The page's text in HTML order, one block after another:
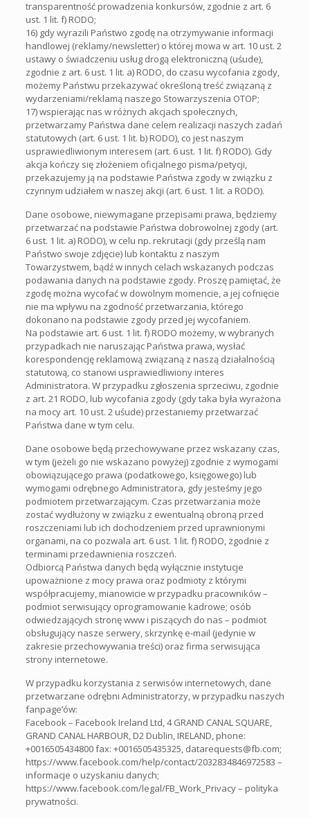
transparentność prowadzenia konkursów, zgodnie z art. 6
ust. 1 lit. f) RODO;
16) gdy wyrazili Państwo zgodę na otrzymywanie informacji
handlowej (reklamy/newsletter) o której mowa w art. 10 ust. 2
ustawy o świadczeniu usług drogą elektroniczną (uśude),
zgodnie z art. 6 ust. 1 lit. a) RODO, do czasu wycofania zgody,
możemy Państwu przekazywać określoną treść związaną z
wydarzeniami/reklamą naszego Stowarzyszenia OTOP;
17) wspierając nas w różnych akcjach społecznych,
przetwarzamy Państwa dane celem realizacji naszych zadań
statutowych (art. 6 ust. 1 lit. b) RODO), co jest naszym
usprawiedliwionym interesem (art. 6 ust. 1 lit. f) RODO). Gdy
akcja kończy się złożeniem oficjalnego pisma/petycji,
przekazujemy ją na podstawie Państwa zgody w związku z
czynnym udziałem w naszej akcji (art. 6 ust. 1 lit. a RODO).
Dane osobowe, niewymagane przepisami prawa, będziemy
przetwarzać na podstawie Państwa dobrowolnej zgody (art.
6 ust. 1 lit. a) RODO), w celu np. rekrutacji (gdy prześlą nam
Państwo swoje zdjęcie) lub kontaktu z naszym
Towarzystwem, bądź w innych celach wskazanych podczas
podawania danych na podstawie zgody. Proszę pamiętać, że
zgodę można wycofać w dowolnym momencie, a jej cofnięcie
nie ma wpływu na zgodność przetwarzania, którego
dokonano na podstawie zgody przed jej wycofaniem.
Na podstawie art. 6 ust. 1 lit. f) RODO możemy, w wybranych
przypadkach nie naruszając Państwa prawa, wysłać
korespondencję reklamową związaną z naszą działalnością
statutową, co stanowi usprawiedliwiony interes
Administratora. W przypadku zgłoszenia sprzeciwu, zgodnie
z art. 21 RODO, lub wycofania zgody (gdy taka była wyrażona
na mocy art. 10 ust. 2 uśude) przestaniemy przetwarzać
Państwa dane w tym celu.
Dane osobowe będą przechowywane przez wskazany czas,
w tym (jeżeli go nie wskazano powyżej) zgodnie z wymogami
obowiązującego prawa (podatkowego, księgowego) lub
wymogami odrębnego Administratora, gdy jesteśmy jego
podmiotem przetwarzającym. Czas przetwarzania może
zostać wydłużony w związku z ewentualną obroną przed
roszczeniami lub ich dochodzeniem przed uprawnionymi
organami, na co pozwala art. 6 ust. 1 lit. f) RODO, zgodnie z
terminami przedawnienia roszczeń.
Odbiorcą Państwa danych będą wyłącznie instytucje
upoważnione z mocy prawa oraz podmioty z którymi
współpracujemy, mianowicie w przypadku pracowników –
podmiot serwisujący oprogramowanie kadrowe; osób
odwiedzających stronę www i piszących do nas – podmiot
obsługujący nasze serwery, skrzynkę e-mail (jedynie w
zakresie przechowywania treści) oraz firma serwisująca
strony internetowe.
W przypadku korzystania z serwisów internetowych, dane
przetwarzane odrębni Administratorzy, w przypadku naszych
fanpage’ów:
Facebook – Facebook Ireland Ltd, 4 GRAND CANAL SQUARE,
GRAND CANAL HARBOUR, D2 Dublin, IRELAND, phone:
+0016505434800 fax: +0016505435325, datarequests@fb.com;
https://www.facebook.com/help/contact/2032834846972583 –
informacje o uzyskaniu danych;
https://www.facebook.com/legal/FB_Work_Privacy – polityka
prywatności.